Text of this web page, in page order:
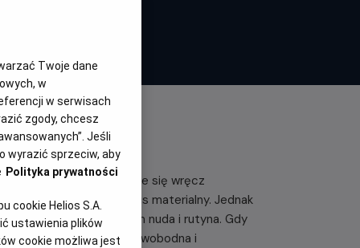
ich związek wydaje się wręcz
dziecko, niezły status materialny. Jednak
a przede wszystkim nuda i rutyna. Gdy
sąsiadów, swobodna i
Twoje dane
w
w serwisach
zgody, chcesz
Jeśli
wyrazić sprzeciw, aby
Polityka prywatności
cookie Helios S.A.
ustawienia plików
cookie możliwa jest